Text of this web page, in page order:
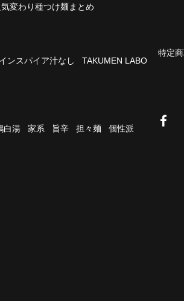
気変わり種つけ麺まとめ
ンスパイア汁なし
TAKUMEN LABO
白湯 家系 旨辛 担々麺
個性派
特定